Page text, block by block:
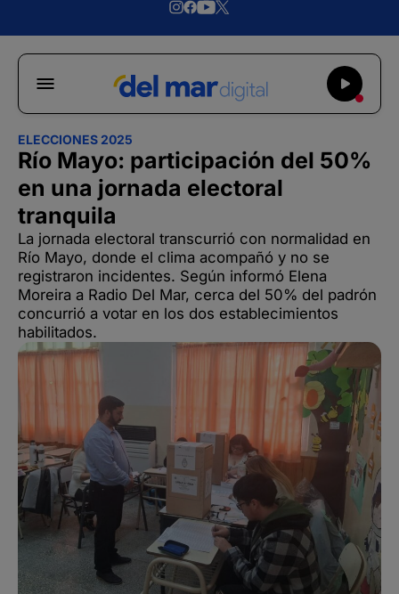
ELECCIONES 2025
Río Mayo: participación del 50%
en una jornada electoral
tranquila
La jornada electoral transcurrió con normalidad en
Río Mayo, donde el clima acompañó y no se
registraron incidentes. Según informó Elena
Moreira a Radio Del Mar, cerca del 50% del padrón
concurrió a votar en los dos establecimientos
habilitados.